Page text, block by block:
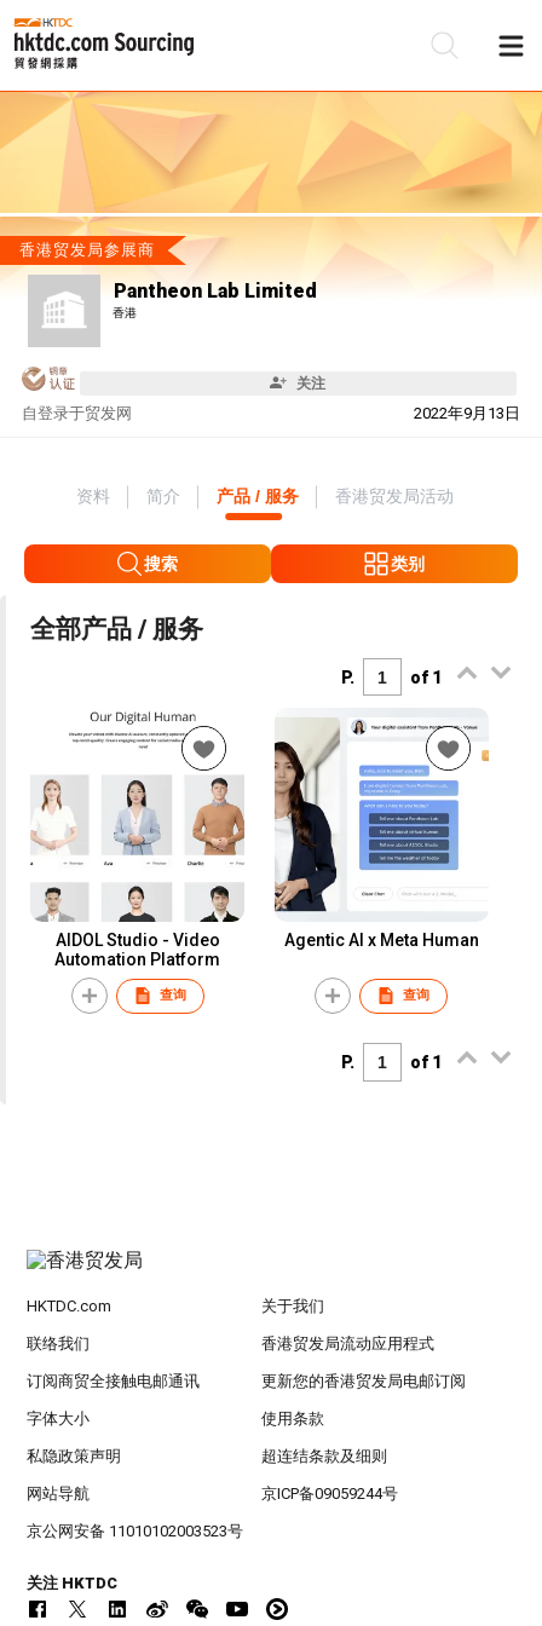
香港贸发局参展商
Pantheon Lab Limited
香港
关注
自 2022年9月13日
登录于贸发网
资料 简介 产品 / 服务 香港贸发局活动
搜索 类别
全部产品 / 服务
P. of 1
AIDOL Studio - Video
Automation Platform
查询
Agentic AI x Meta Human
查询
P. of 1
HKTDC.com 关于我们
联络我们 香港贸发局流动应用程式
订阅商贸全接触电邮通讯 更新您的香港贸发局电邮订阅
字体大小 使用条款
私隐政策声明 超连结条款及细则
网站导航 京ICP备09059244号
京公网安备 11010102003523号
关注 HKTDC